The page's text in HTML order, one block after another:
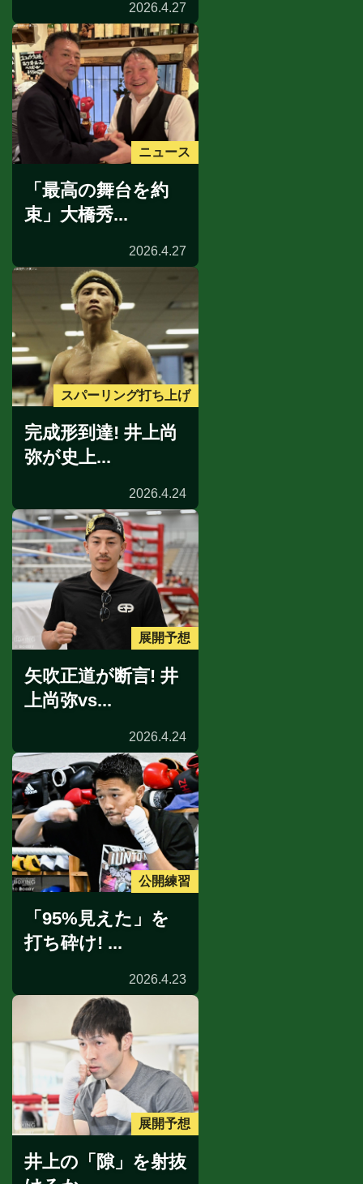
2026.4.27
ニュース
「最高の舞台を約
束」大橋秀...
2026.4.27
スパーリング打ち上げ
完成形到達! 井上尚
弥が史上...
2026.4.24
展開予想
矢吹正道が断言! 井
上尚弥vs...
2026.4.24
公開練習
「95%見えた」を
打ち砕け! ...
2026.4.23
展開予想
井上の「隙」を射抜